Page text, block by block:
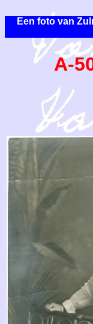
Een foto van
A-